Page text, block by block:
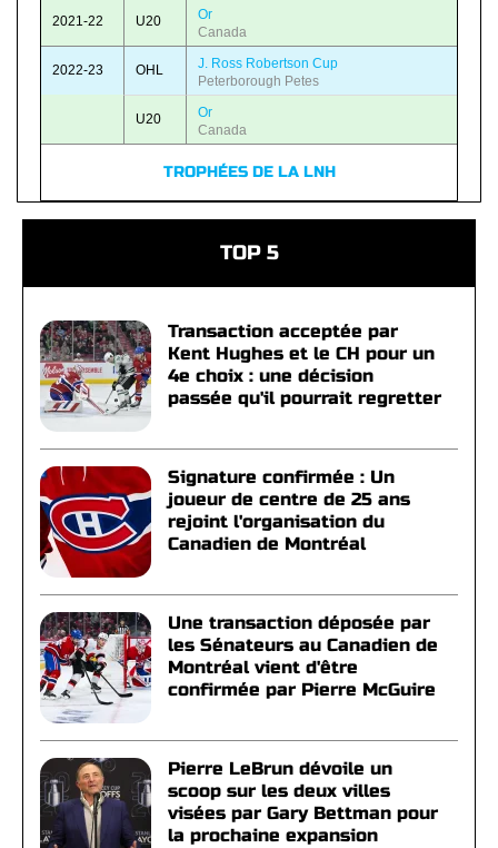
2021-22 U20
Or
Canada
2022-23 OHL
J. Ross Robertson Cup
Peterborough Petes
U20
Or
Canada
TROPHÉES DE LA LNH
TOP 5
Transaction acceptée par
Kent Hughes et le CH pour un
4e choix : une décision
passée qu'il pourrait regretter
Signature confirmée : Un
joueur de centre de 25 ans
rejoint l'organisation du
Canadien de Montréal
Une transaction déposée par
les Sénateurs au Canadien de
Montréal vient d'être
confirmée par Pierre McGuire
Pierre LeBrun dévoile un
scoop sur les deux villes
visées par Gary Bettman pour
la prochaine expansion